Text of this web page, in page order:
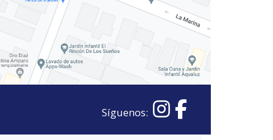
Síguenos: